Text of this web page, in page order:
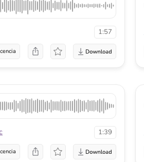
1:57
1:39